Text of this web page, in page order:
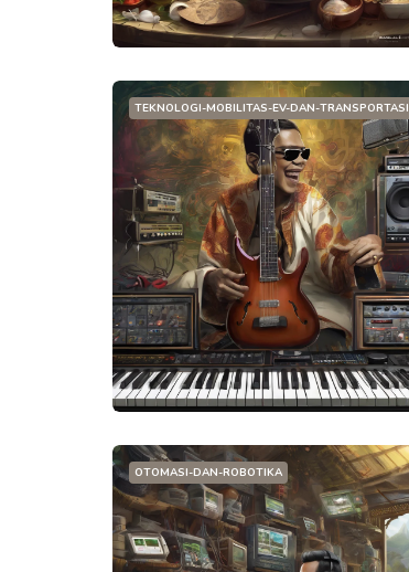
TEKNOLOGI-MOBILITAS-EV-DAN-TRANSPORTASI
OTOMASI-DAN-ROBOTIKA